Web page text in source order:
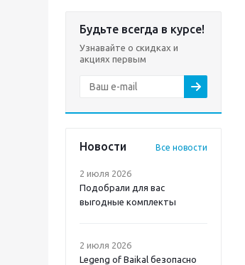
Будьте всегда в курсе!
Узнавайте о скидках и
акциях первым
Новости Все новости
2 июля 2026
Подобрали для вас
выгодные комплекты
2 июля 2026
Legeng of Baikal безопасно